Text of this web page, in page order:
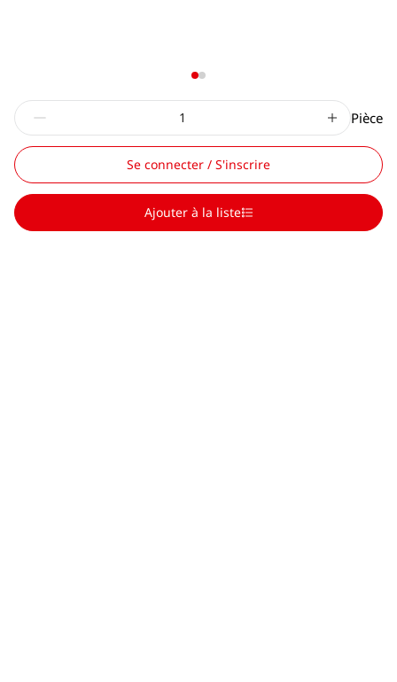
Pièce
Se connecter / S'inscrire
Ajouter à la liste